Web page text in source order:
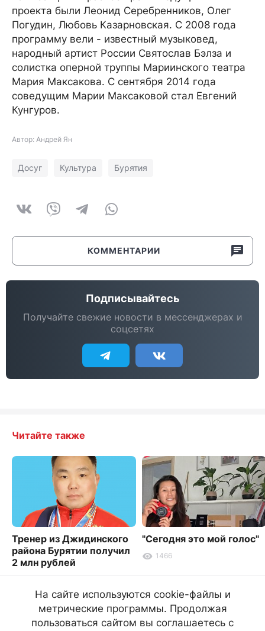
проекта были Леонид Серебренников, Олег
Погудин, Любовь Казарновская. С 2008 года
программу вели - известный музыковед,
народный артист России Святослав Бэлза и
солистка оперной труппы Мариинского театра
Мария Максакова. С сентября 2014 года
соведущим Марии Максаковой стал Евгений
Кунгуров.
Автор: Андрей Ян
Досуг Культура Бурятия
КОММЕНТАРИИ
Подписывайтесь
Получайте свежие новости в мессенджерах и
соцсетях
Читайте также
Тренер из Джидинского
района Бурятии получил
2 млн рублей
"Сегодня это мой голос"
1466
На сайте используются cookie-файлы и
метрические программы. Продолжая
пользоваться сайтом вы соглашаетесь с